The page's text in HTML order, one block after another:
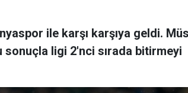
ile karşı karşıya geldi.
sonuçla ligi 2'nci sırada bitirmeyi